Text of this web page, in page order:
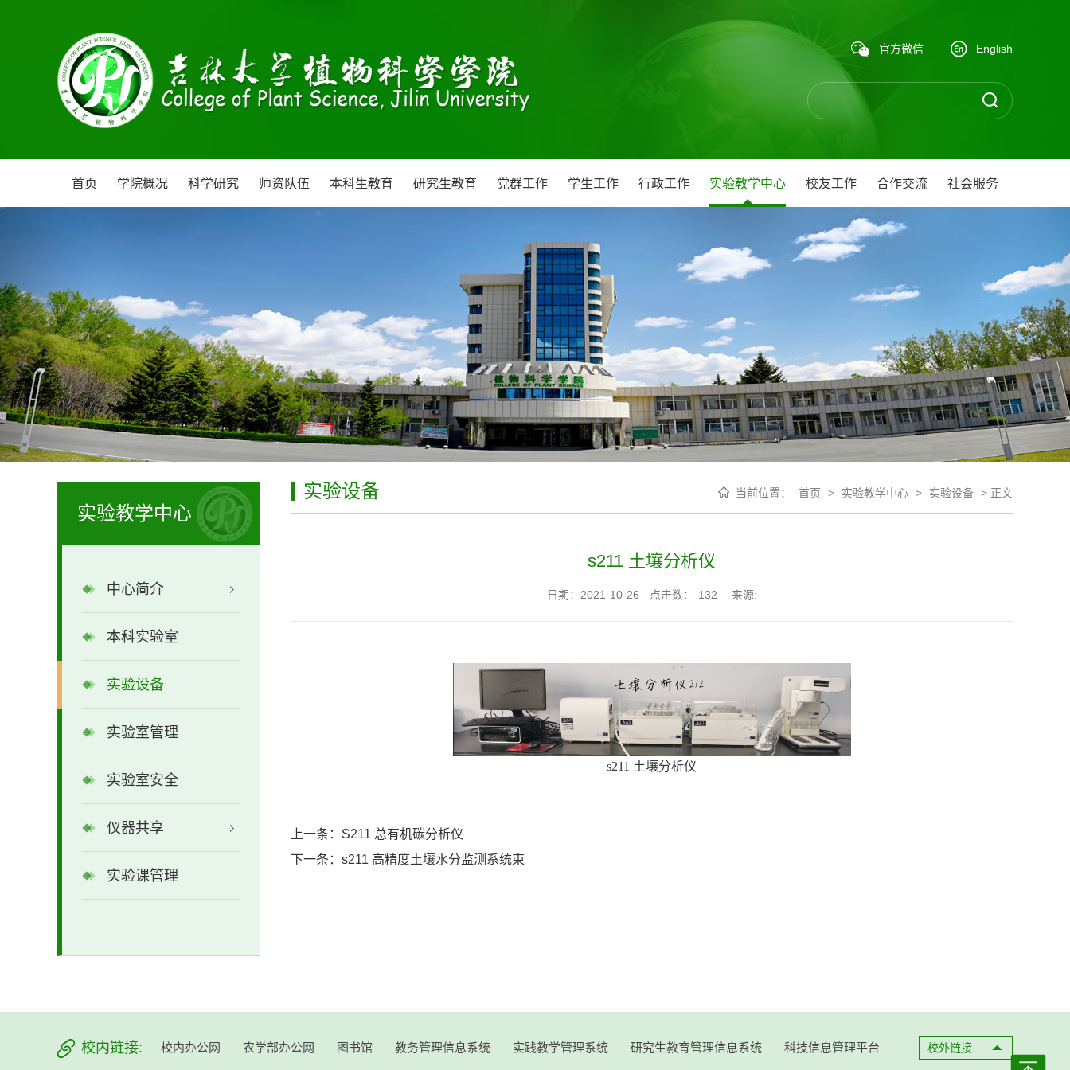
官方微信 English
首页 学院概况 科学研究 师资队伍 本科生教育 研究生教育 党群工作 学生工作 行政工作 实验教学中心 校友工作 合作交流 社会服务
实验教学中心
中心简介
本科实验室
实验设备
实验室管理
实验室安全
仪器共享
实验课管理
实验设备 当前位置： 首页 > 实验教学中心 > 实验设备 > 正文
s211 土壤分析仪
日期：2021-10-26 点击数： 132 来源:
s211 土壤分析仪
上一条： S211 总有机碳分析仪
下一条： s211 高精度土壤水分监测系统束
校内链接: 校内办公网 农学部办公网 图书馆 教务管理信息系统 实践教学管理系统 研究生教育管理信息系统 科技信息管理平台 校外链接